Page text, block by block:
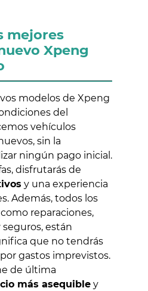
mejores
Xpeng
modelos de Xpeng
del
vehículos
sin la
ningún pago inicial.
disfrutarás de
y una experiencia
Además, todos los
reparaciones,
están
que no tendrás
gastos imprevistos.
de última
más asequible y